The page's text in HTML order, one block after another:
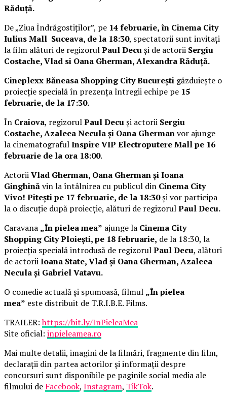
Răduță.
De „Ziua Îndrăgostiților”, pe 14 februarie, în Cinema City
Iulius Mall Suceava, de la 18:30, spectatorii sunt invitați
la film alături de regizorulPaul Decuși de actorii Sergiu
Costache, Vlad si Oana Gherman, Alexandra Răduță.
Cineplexx Băneasa Shopping City București găzduiește o
proiecție specială în prezența întregii echipe pe 15
februarie, de la 17:30.
În Craiova, regizorulPaul Decuși actorii Sergiu
Costache, Azaleea Necula și Oana Ghermanvor ajunge
la cinematografulInspire VIP Electroputere Mall pe 16
februarie de la ora 18:00.
ActoriiVlad Gherman, Oana Gherman și Ioana
Ginghinăvin la întâlnirea cu publicul din Cinema City
Vivo! Pitești pe 17 februarie, de la 18:30și vor participa
la o discuție după proiecție, alături de regizorulPaul Decu.
Caravana „În pielea mea” ajunge la Cinema City
Shopping City Ploiești, pe 18 februarie, de la 18:30, la
proiecția specială introdusă de regizorulPaul Decu, alături
de actoriiIoana State, Vlad și Oana Gherman, Azaleea
Necula și Gabriel Vatavu.
O comedie actuală și spumoasă, filmul „În pielea
mea” este distribuit de T.R.I.B.E. Films.
TRAILER:https://bit.ly/InPieleaMea
Site oficial: inpieleamea.ro
Mai multe detalii, imagini de la filmări, fragmente din film,
declarații din partea actorilor și informații despre
concursuri sunt disponibile pe paginile social media ale
filmului de Facebook, Instagram, TikTok.